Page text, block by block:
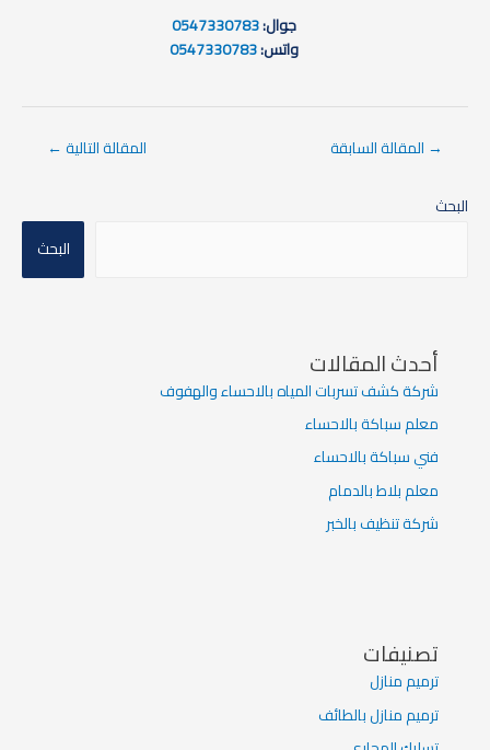
جوال:0547330783
واتس:0547330783
→ المقالة السابقة المقالة التالية←
البحث
البحث
أحدث المقالات
شركة كشف تسربات المياه بالاحساء والهفوف
معلم سباكة بالاحساء
فني سباكة بالاحساء
معلم بلاط بالدمام
شركة تنظيف بالخبر
تصنيفات
ترميم منازل
ترميم منازل بالطائف